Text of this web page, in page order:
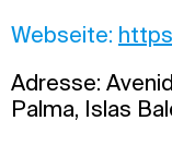
Webseite:
Adresse:
Palma, Islas